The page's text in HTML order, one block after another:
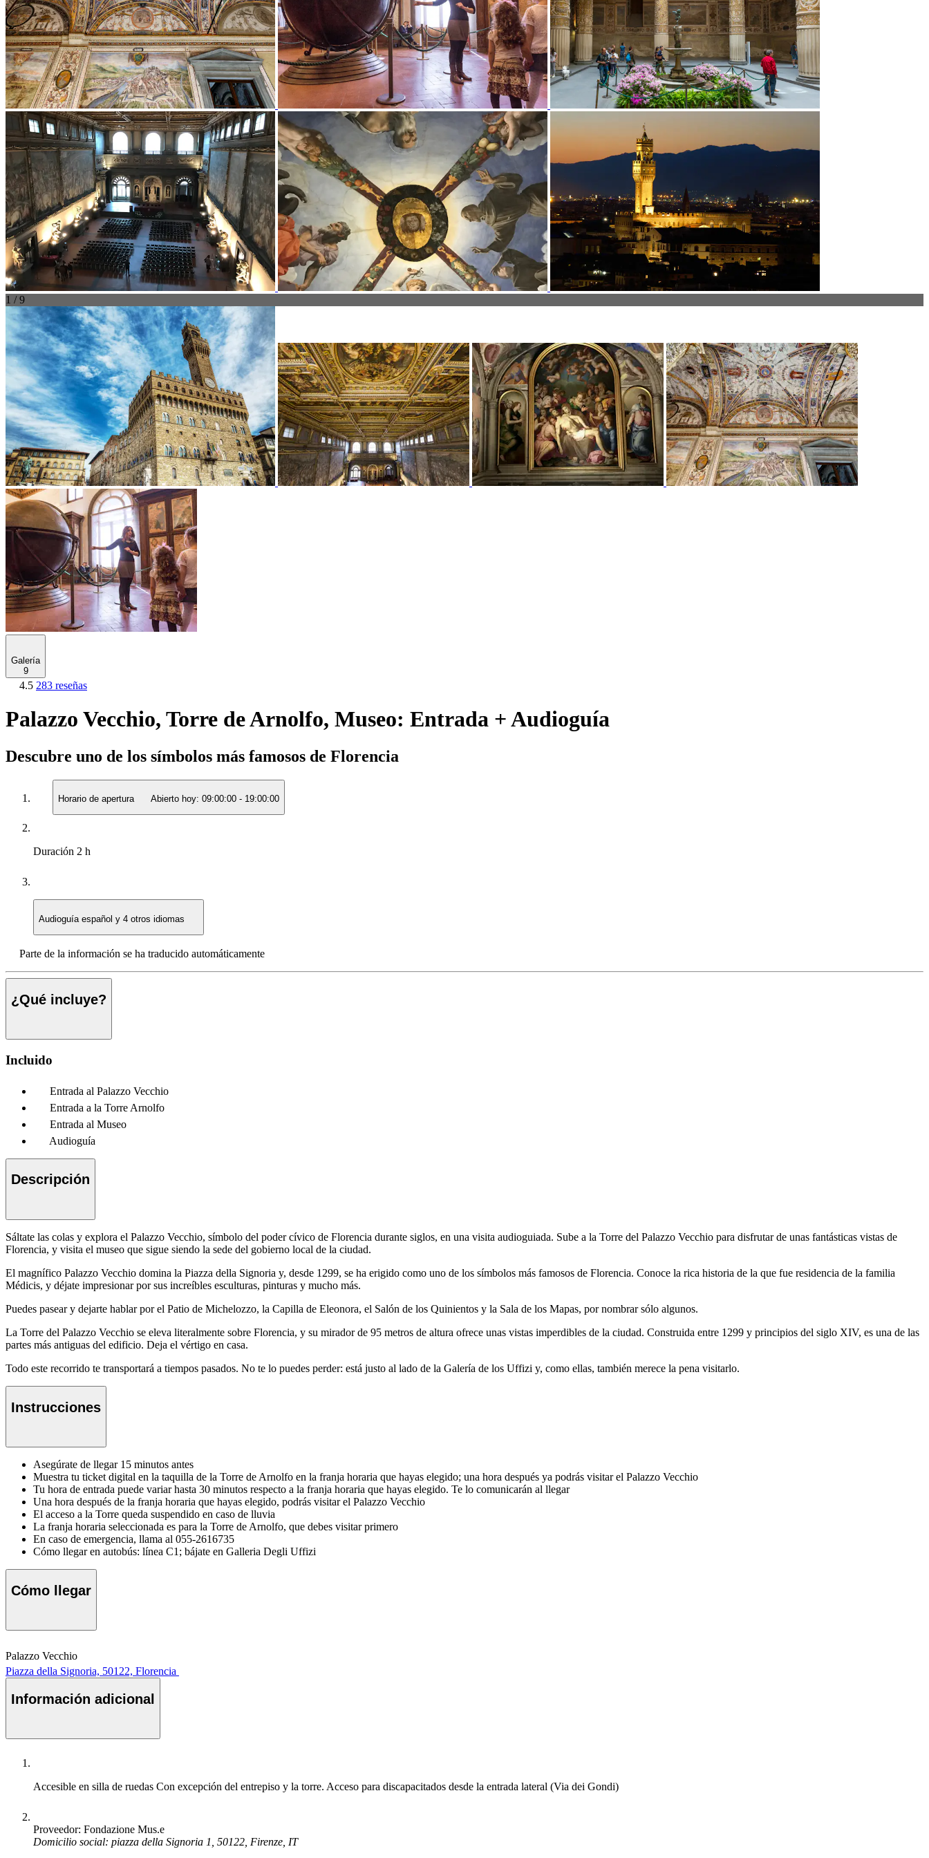
1 / 9
Galería
9
4.5 283 reseñas
Palazzo Vecchio, Torre de Arnolfo, Museo: Entrada + Audioguía
Descubre uno de los símbolos más famosos de Florencia
Horario de apertura Abierto hoy: 09:00:00 - 19:00:00
Duración 2 h
Audioguía español y 4 otros idiomas
Parte de la información se ha traducido automáticamente
¿Qué incluye?
Incluido
Entrada al Palazzo Vecchio
Entrada a la Torre Arnolfo
Entrada al Museo
Audioguía
Descripción
Sáltate las colas y explora el Palazzo Vecchio, símbolo del poder cívico de Florencia durante siglos, en una visita audioguiada. Sube a la Torre del Palazzo Vecchio para disfrutar de unas fantásticas vistas de
Florencia, y visita el museo que sigue siendo la sede del gobierno local de la ciudad.
El magnífico Palazzo Vecchio domina la Piazza della Signoria y, desde 1299, se ha erigido como uno de los símbolos más famosos de Florencia. Conoce la rica historia de la que fue residencia de la familia
Médicis, y déjate impresionar por sus increíbles esculturas, pinturas y mucho más.
Puedes pasear y dejarte hablar por el Patio de Michelozzo, la Capilla de Eleonora, el Salón de los Quinientos y la Sala de los Mapas, por nombrar sólo algunos.
La Torre del Palazzo Vecchio se eleva literalmente sobre Florencia, y su mirador de 95 metros de altura ofrece unas vistas imperdibles de la ciudad. Construida entre 1299 y principios del siglo XIV, es una de las
partes más antiguas del edificio. Deja el vértigo en casa.
Todo este recorrido te transportará a tiempos pasados. No te lo puedes perder: está justo al lado de la Galería de los Uffizi y, como ellas, también merece la pena visitarlo.
Instrucciones
Asegúrate de llegar 15 minutos antes
Muestra tu ticket digital en la taquilla de la Torre de Arnolfo en la franja horaria que hayas elegido; una hora después ya podrás visitar el Palazzo Vecchio
Tu hora de entrada puede variar hasta 30 minutos respecto a la franja horaria que hayas elegido. Te lo comunicarán al llegar
Una hora después de la franja horaria que hayas elegido, podrás visitar el Palazzo Vecchio
El acceso a la Torre queda suspendido en caso de lluvia
La franja horaria seleccionada es para la Torre de Arnolfo, que debes visitar primero
En caso de emergencia, llama al 055-2616735
Cómo llegar en autobús: línea C1; bájate en Galleria Degli Uffizi
Cómo llegar
Palazzo Vecchio
Piazza della Signoria, 50122, Florencia
Información adicional
Accesible en silla de ruedas Con excepción del entrepiso y la torre. Acceso para discapacitados desde la entrada lateral (Via dei Gondi)
Proveedor: Fondazione Mus.e
Domicilio social: piazza della Signoria 1, 50122, Firenze, IT